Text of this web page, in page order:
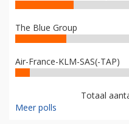
The Blue Group
Air-France-KLM-SAS(-TAP)
Totaal
Meer polls